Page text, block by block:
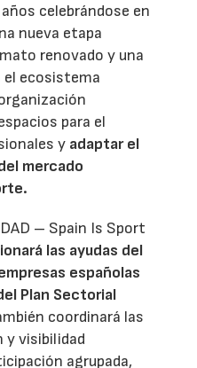
celebrándose en
nueva etapa
renovado y una
ecosistema
para el
y adaptar el
mercado
– Spain Is Sport
las ayudas del
españolas
Plan Sectorial
coordinará las
y visibilidad
agrupada,